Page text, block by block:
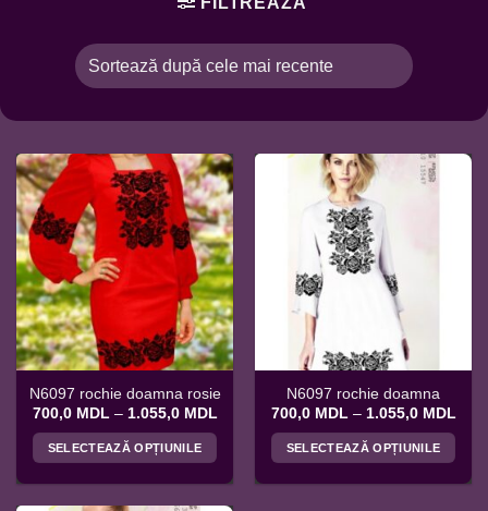
N6097 rochie doamna rosie
700,0 MDL – 1.055,0 MDLInterval
prețuri:
700,0 MDL
la
SELECTEAZĂ OPȚIUNILE
N6097 rochie doamna
700,0 MDL – 1.055,0 MDL
la
SELECTEAZĂ OPȚIUNILE